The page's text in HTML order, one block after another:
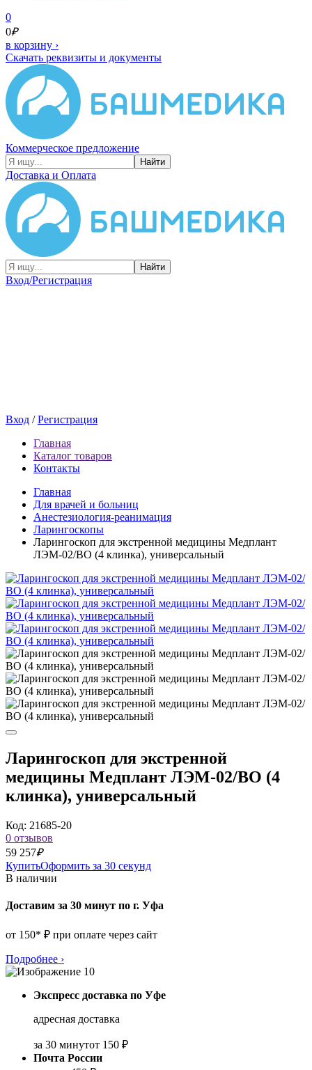
0
0₽
в корзину ›
Скачать реквизиты и документы
Коммерческое предложение
Найти
Доставка и Оплата
Найти
Вход/Регистрация
Вход /Регистрация
Главная
Каталог товаров
Контакты
Главная
Для врачей и больниц
Анестезиология-реанимация
Ларингоскопы
Ларингоскоп для экстренной медицины Медплант
ЛЭМ-02/ВО (4 клинка), универсальный
Ларингоскоп для экстренной
медицины Медплант ЛЭМ-02/ВО (4
клинка), универсальный
Код: 21685-20
0 отзывов
59 257₽
КупитьОформить за 30 секунд
В наличии
Доставим за 30 минут по г. Уфа
от 150* ₽ при оплате через сайт
Подробнее ›
Экспресс доставка по Уфе
адресная доставка
за 30 минутот 150 ₽
Почта России